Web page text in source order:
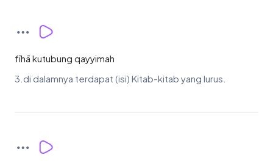
fīhā kutubung qayyimah
3.di dalamnya terdapat (isi) Kitab-kitab yang lurus.